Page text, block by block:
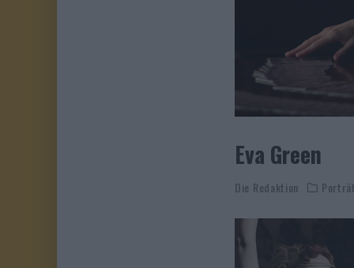
Eva Green
Die Redaktion Porträt